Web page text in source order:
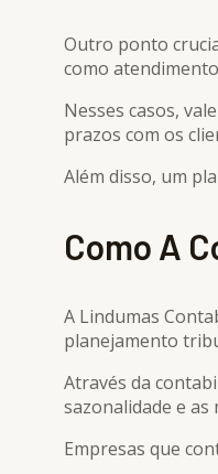
Outro ponto
como
Nesses casos,
prazos com os
Além disso, um
Como A
A Lindumas
planejamento
Através da
sazonalidade e as
Empresas que